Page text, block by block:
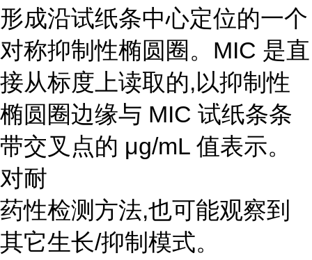
形成沿试纸条中心定位的一个
对称抑制性椭圆圈。MIC 是直
接从标度上读取的,以抑制性
椭圆圈边缘与 MIC 试纸条条
带交叉点的 μg/mL 值表示。
对耐
药性检测方法,也可能观察到
其它生长/抑制模式。